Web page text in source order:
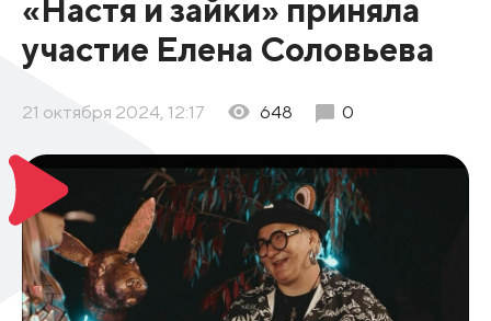
«Настя и зайки» приняла
участие Елена Соловьева
21 октября 2024, 12:17 648 0